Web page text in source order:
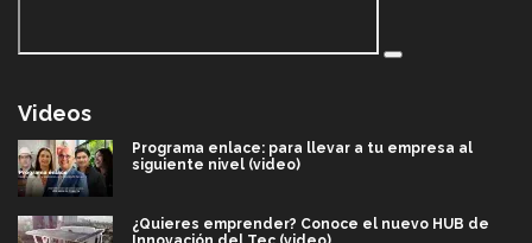
Videos
Programa enlace: para llevar a tu empresa al
siguiente nivel (video)
¿Quieres emprender? Conoce el nuevo HUB de